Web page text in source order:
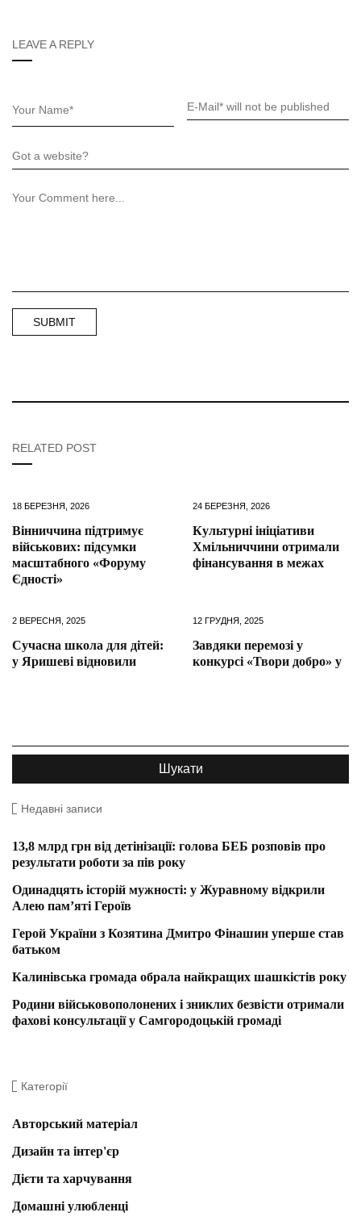
LEAVE A REPLY
RELATED POST
18 БЕРЕЗНЯ, 2026
Вінниччина підтримує
військових: підсумки
масштабного «Форуму
Єдності»
24 БЕРЕЗНЯ, 2026
Культурні ініціативи
Хмільниччини отримали
фінансування в межах
2 ВЕРЕСНЯ, 2025
Сучасна школа для дітей:
у Яришеві відновили
12 ГРУДНЯ, 2025
Завдяки перемозі у
конкурсі «Твори добро» у
Недавні записи
13,8 млрд грн від детінізації: голова БЕБ розповів про
результати роботи за пів року
Одинадцять історій мужності: у Журавному відкрили
Алею пам’яті Героїв
Герой України з Козятина Дмитро Фінашин уперше став
батьком
Калинівська громада обрала найкращих шашкістів року
Родини військовополонених і зниклих безвісти отримали
фахові консультації у Самгородоцькій громаді
Категорії
Авторський матеріал
Дизайн та інтер'єр
Дієти та харчування
Домашні улюбленці